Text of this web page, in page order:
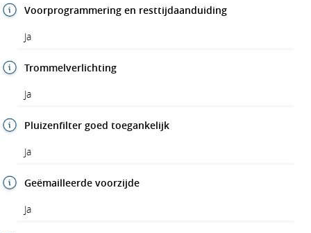
Voorprogrammering en resttijdaanduiding
Ja
Trommelverlichting
Ja
Pluizenfilter goed toegankelijk
Ja
Geëmailleerde voorzijde
Ja